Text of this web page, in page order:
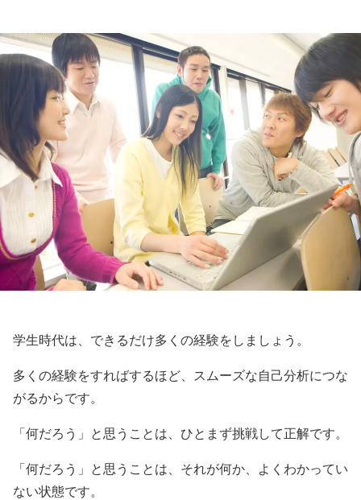
学生時代は、できるだけ多くの経験をしましょう。
多くの経験をすればするほど、スムーズな自己分析につな
がるからです。
「何だろう」と思うことは、ひとまず挑戦して正解です。
「何だろう」と思うことは、それが何か、よくわかってい
ない状態です。